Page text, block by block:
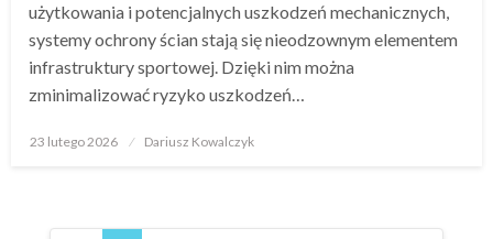
użytkowania i potencjalnych uszkodzeń mechanicznych,
systemy ochrony ścian stają się nieodzownym elementem
infrastruktury sportowej. Dzięki nim można
zminimalizować ryzyko uszkodzeń…
Opublikowane
23 lutego 2026 Dariusz Kowalczyk
Nawigacja